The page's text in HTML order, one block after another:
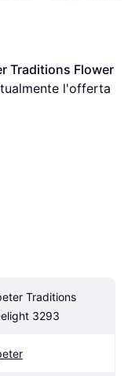
Traditions Flower
l'offerta
Traditions
3293